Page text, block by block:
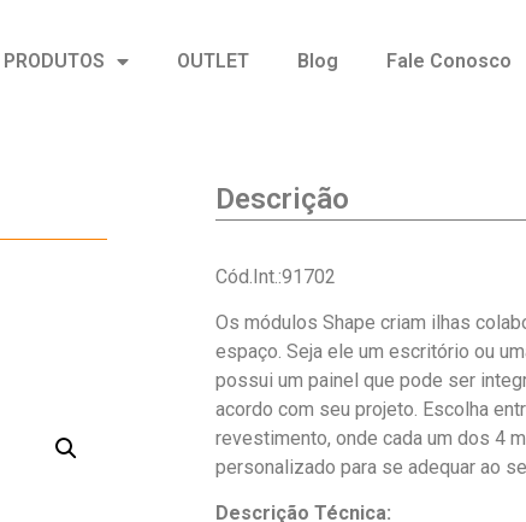
PRODUTOS OUTLET Blog Fale Conosco
Descrição
Cód.Int.:91702
Os módulos Shape criam ilhas
espaço. Seja ele um escritório ou
possui um painel que pode ser
acordo com seu projeto. Escolha
revestimento, onde cada um dos 4
personalizado para se adequar ao
Descrição Técnica: